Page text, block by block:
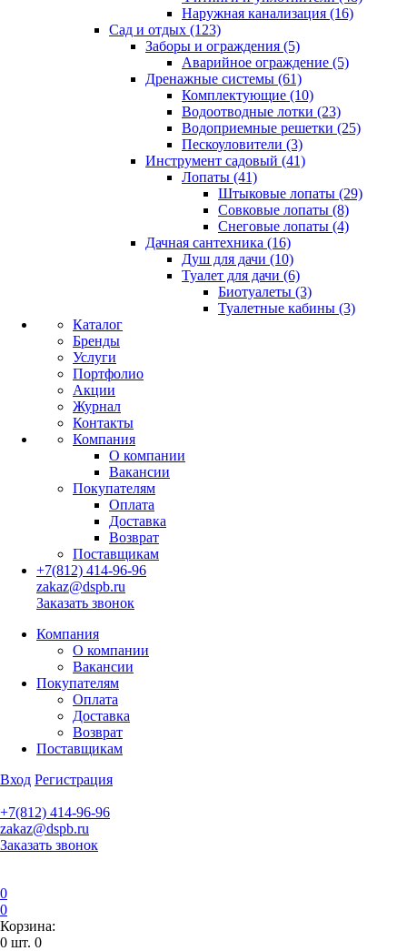
Наружная канализация (16)
Сад и отдых (123)
Заборы и ограждения (5)
Аварийное ограждение (5)
Дренажные системы (61)
Комплектующие (10)
Водоотводные лотки (23)
Водоприемные решетки (25)
Пескоуловители (3)
Инструмент садовый (41)
Лопаты (41)
Штыковые лопаты (29)
Совковые лопаты (8)
Снеговые лопаты (4)
Дачная сантехника (16)
Душ для дачи (10)
Туалет для дачи (6)
Биотуалеты (3)
Туалетные кабины (3)
Каталог
Бренды
Услуги
Портфолио
Акции
Журнал
Контакты
Компания
О компании
Вакансии
Покупателям
Оплата
Доставка
Возврат
Поставщикам
+7(812) 414-96-96
zakaz@dspb.ru
Заказать звонок
Компания
О компании
Вакансии
Покупателям
Оплата
Доставка
Возврат
Поставщикам
Вход Регистрация
+7(812) 414-96-96
zakaz@dspb.ru
Заказать звонок
0
0
Корзина:
0 шт. 0